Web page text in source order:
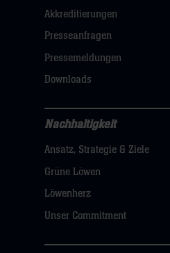
Navigation
öffnen,
dann
klicken
hier
Akkreditierungen
Presseanfragen
Pressemeldungen
Downloads
Nachhaltigkeit
Navigation
öffnen,
dann
hier
Nachhaltigkeit
Ansatz, Strategie & Ziele
Grüne Löwen
Löwenherz
Unser Commitment